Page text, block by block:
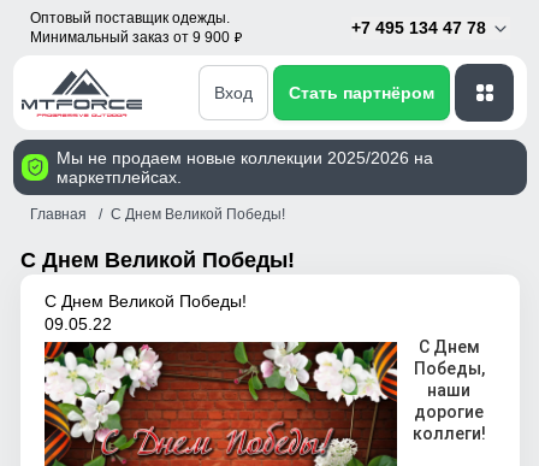
Оптовый поставщик одежды.
Минимальный заказ от 9 900 p
+7 495 134 47 78
Вход Стать партнёром
Мы не продаем новые коллекции 2025/2026 на
маркетплейсах.
Главная С Днем Великой Победы!
С Днем Великой Победы!
С Днем Великой Победы!
09.05.22
С Днем
Победы,
наши
дорогие
коллеги!